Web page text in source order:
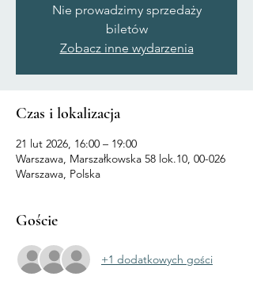
Nie prowadzimy sprzedaży
biletów
Zobacz inne wydarzenia
Czas i lokalizacja
21 lut 2026, 16:00 – 19:00
Warszawa, Marszałkowska 58 lok.10, 00-026
Warszawa, Polska
Goście
+1 dodatkowych gości